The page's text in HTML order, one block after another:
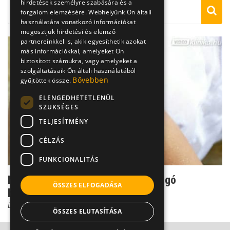
Nem tévedés: A lelki állapot lappangó
betegségeket is felszí...
Dr. Tisza Tímea
hirdetések személyre szabására és a
forgalom elemzésére. Webhelyünk Ön általi
használatára vonatkozó információkat
megosztjuk hirdetési és elemző
partnereinkkel is, akik egyesíthetik azokat
más információkkal, amelyeket Ön
biztosított számukra, vagy amelyeket a
szolgáltatásaik Ön általi használatából
gyűjtöttek össze. Bővebben
ELENGEDHETETLENÜL
SZÜKSÉGES
TELJESÍTMÉNY
CÉLZÁS
FUNKCIONALITÁS
ÖSSZES ELFOGADÁSA
ÖSSZES ELUTASÍTÁSA